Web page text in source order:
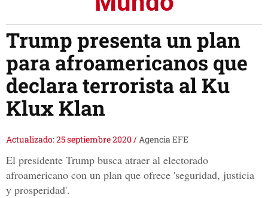
Trump presenta un plan
para afroamericanos que
declara terrorista al Ku
Klux Klan
Actualizado: 25 septiembre 2020/Agencia EFE
El presidente Trump busca atraer al electorado
afroamericano con un plan que ofrece 'seguridad, justicia
y prosperidad'.